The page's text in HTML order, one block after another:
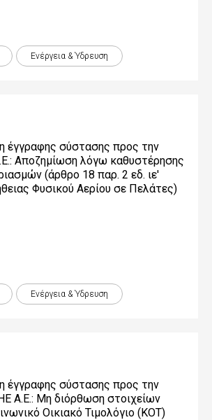
Ενέργεια & Ύδρευση
έγγραφης σύστασης προς την
Αποζημίωση λόγω καθυστέρησης
(άρθρο 18 παρ. 2 εδ. ιε'
Φυσικού Αερίου σε Πελάτες)
Ενέργεια & Ύδρευση
έγγραφης σύστασης προς την
Α.Ε.: Μη διόρθωση στοιχείων
Οικιακό Τιμολόγιο (ΚΟΤ)